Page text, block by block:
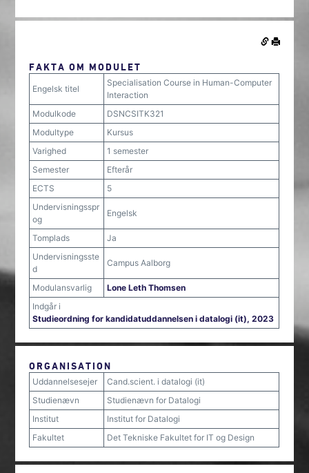
FAKTA OM MODULET
Engelsk titel
Specialisation Course in Human-Computer
Interaction
Modulkode
DSNCSITK321
Modultype
Kursus
Varighed
1 semester
Semester
Efterår
ECTS
5
Undervisningsspr
og
Engelsk
Tomplads
Ja
Undervisningsste
d
Campus Aalborg
Modulansvarlig
Lone Leth Thomsen
Indgår i
Studieordning for kandidatuddannelsen i datalogi (it), 2023
ORGANISATION
Uddannelsesejer
Cand.scient. i datalogi (it)
Studienævn
Studienævn for Datalogi
Institut
Institut for Datalogi
Fakultet
Det Tekniske Fakultet for IT og Design